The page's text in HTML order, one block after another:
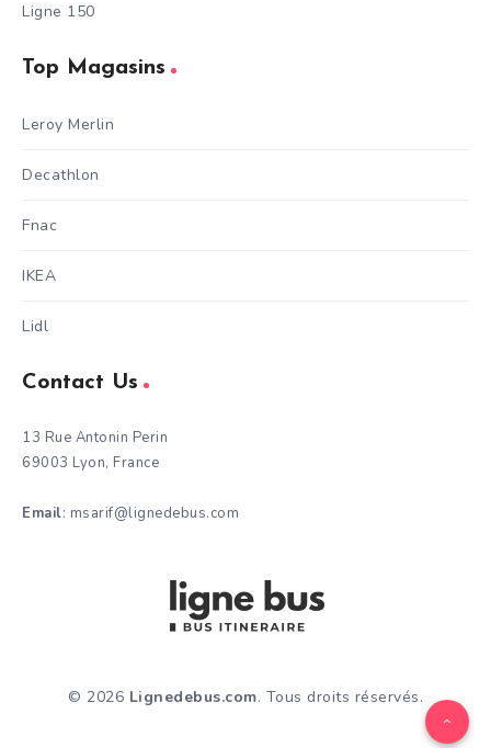
Ligne 150
Top Magasins
Leroy Merlin
Decathlon
Fnac
IKEA
Lidl
Contact Us
13 Rue Antonin Perin
69003 Lyon, France
Email: msarif@lignedebus.com
© 2026 Lignedebus.com. Tous droits réservés.